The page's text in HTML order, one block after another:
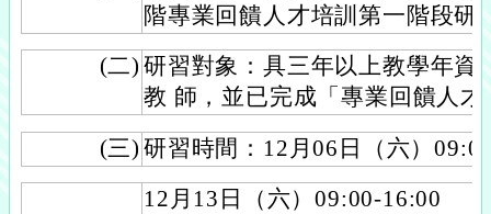
階專業回饋人才培訓第一階段研
(二) 研習對象：具三年以上教學年資
教 師，並已完成「專業回饋人
(三) 研習時間：12月06日（六）
12月13日（六）09:00-16:00